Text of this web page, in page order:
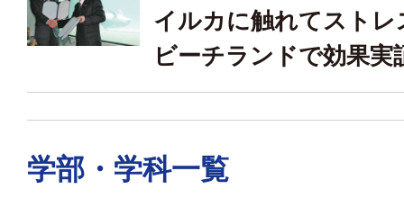
イルカに触れてスト
ビーチランドで効果実
学部・学科一覧